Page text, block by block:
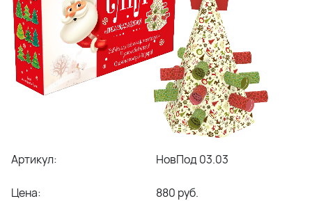
Артикул: НовПод 03.03
Цена: 880 руб.